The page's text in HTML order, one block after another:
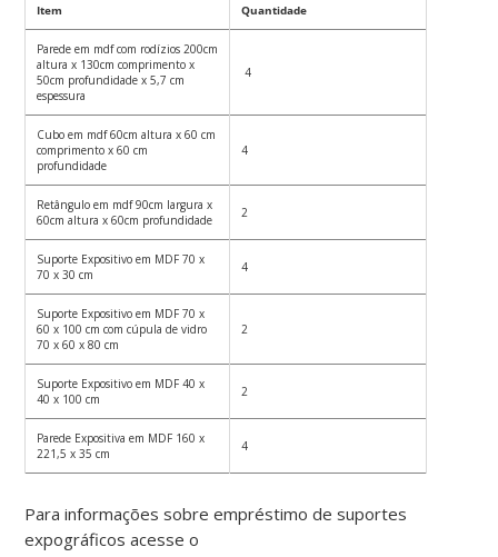
Item Quantidade
Parede em mdf com rodízios 200cm
altura x 130cm comprimento x
50cm profundidade x 5,7 cm
espessura
4
Cubo em mdf 60cm altura x 60 cm
comprimento x 60 cm
profundidade
4
Retângulo em mdf 90cm largura x
60cm altura x 60cm profundidade
2
Suporte Expositivo em MDF 70 x
70 x 30 cm
4
Suporte Expositivo em MDF 70 x
60 x 100 cm com cúpula de vidro
70 x 60 x 80 cm
2
Suporte Expositivo em MDF 40 x
40 x 100 cm
2
Parede Expositiva em MDF 160 x
221,5 x 35 cm
4
Para informações sobre empréstimo de suportes
expográficos acesse o